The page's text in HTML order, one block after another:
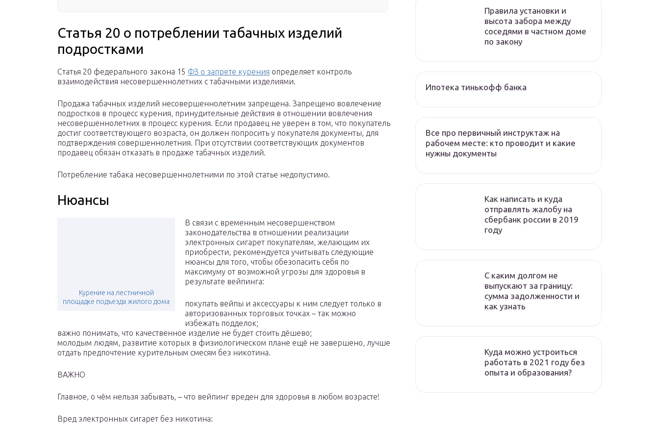
Статья 20 о потреблении табачных изделий
подростками
Статья 20 федерального закона 15 ФЗ о запрете курения определяет контроль
взаимодействия несовершеннолетних с табачными изделиями.
Продажа табачных изделий несовершеннолетним запрещена. Запрещено вовлечение
подростков в процесс курения, принудительные действия в отношении вовлечения
несовершеннолетних в процесс курения. Если продавец не уверен в том, что покупатель
достиг соответствующего возраста, он должен попросить у покупателя документы, для
подтверждения совершеннолетния. При отсутствии соответствующих документов
продавец обязан отказать в продаже табачных изделий.
Потребление табака несовершеннолетними по этой статье недопустимо.
Нюансы
Курение на лестничной
площадке подъезда жилого дома
В связи с временным несовершенством
законодательства в отношении реализации
электронных сигарет покупателям, желающим их
приобрести, рекомендуется учитывать следующие
нюансы для того, чтобы обезопасить себя по
максимуму от возможной угрозы для здоровья в
результате вейпинга:
покупать вейпы и аксессуары к ним следует только в
авторизованных торговых точках – так можно
избежать подделок;
важно понимать, что качественное изделие не будет стоить дёшево;
молодым людям, развитие которых в физиологическом плане ещё не завершено, лучше
отдать предпочтение курительным смесям без никотина.
ВАЖНО
Главное, о чём нельзя забывать, – что вейпинг вреден для здоровья в любом возрасте!
Вред электронных сигарет без никотина:
Правила установки и
высота забора между
соседями в частном доме
по закону
Ипотека тинькофф банка
Все про первичный инструктаж на
рабочем месте: кто проводит и какие
нужны документы
Как написать и куда
отправлять жалобу на
сбербанк россии в 2019
году
C каким долгом не
выпускают за границу:
сумма задолженности и
как узнать
Куда можно устроиться
работать в 2021 году без
опыта и образования?